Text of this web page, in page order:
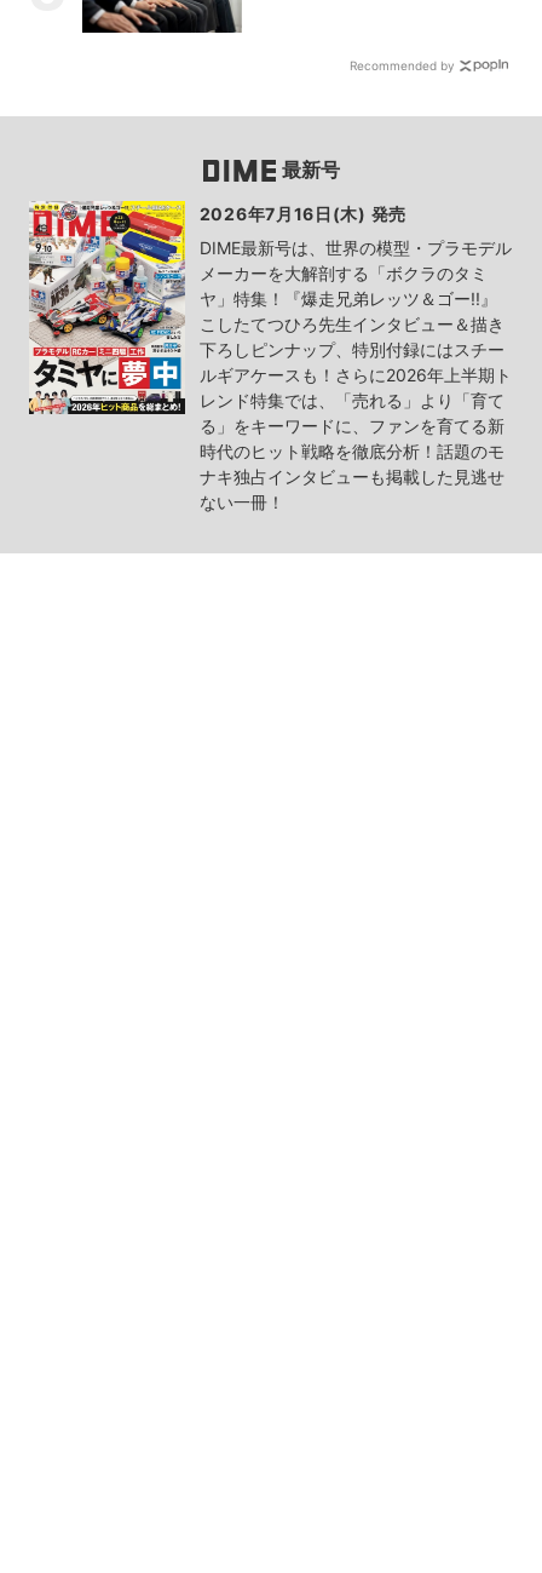
Recommended by
最新号
2026年7月16日(木) 発売
DIME最新号は、世界の模型・プラモデル
メーカーを大解剖する「ボクラのタミ
ヤ」特集！『爆走兄弟レッツ＆ゴー!!』
こしたてつひろ先生インタビュー＆描き
下ろしピンナップ、特別付録にはスチー
ルギアケースも！さらに2026年上半期ト
レンド特集では、「売れる」より「育て
る」をキーワードに、ファンを育てる新
時代のヒット戦略を徹底分析！話題のモ
ナキ独占インタビューも掲載した見逃せ
ない一冊！